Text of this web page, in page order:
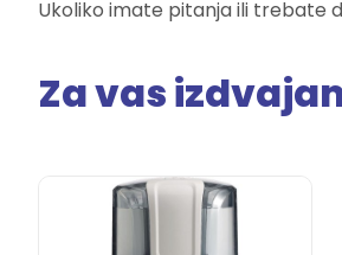
Ukoliko imate pitanja ili trebate
Za vas